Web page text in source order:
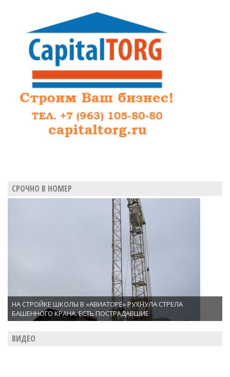
СРОЧНО В НОМЕР
НА СТРОЙКЕ ШКОЛЫ В «АВИАТОРЕ» РУХНУЛА СТРЕЛА
БАШЕННОГО КРАНА. ЕСТЬ ПОСТРАДАВШИЕ
ВИДЕО